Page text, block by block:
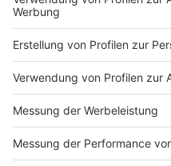
Du hast dir noch keine
Markiere sie hierfür mit